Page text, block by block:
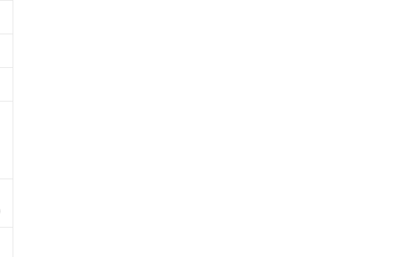
能な商品です。
予定のある商品です。
品を出す予定はありません。
は確認中の商品です。
す。
場合などやむを得ず変更すること